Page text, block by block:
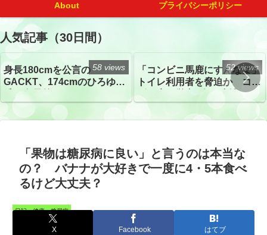
About プライバシーポリシー
人気記事（30日間）
身長180cmを公言の
GACKT、174cmのひろゆき
トざわつき イベントでの写
真が話題
58 views
「コンビニ馬鹿にすんなよ」
トイレ利用者を脅迫か コン
52 views
「果物は糖尿病に良い」と言うのは本当な
の？ バナナが大好きで一度に4・5本食べ
るけど大丈夫？
日記・健康・糖尿病
X Facebook はてブ